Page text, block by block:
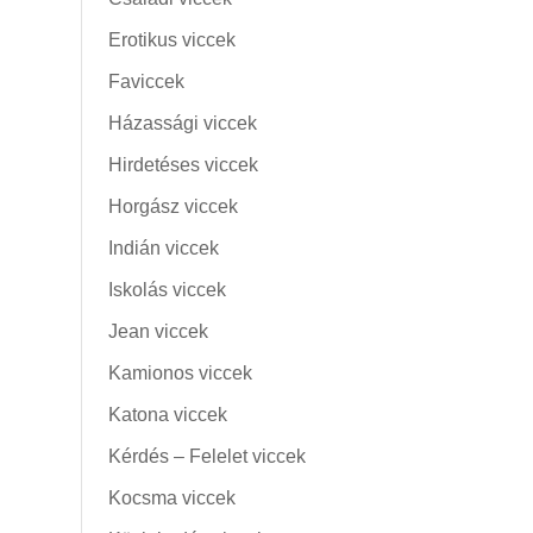
Erotikus viccek
Faviccek
Házassági viccek
Hirdetéses viccek
Horgász viccek
Indián viccek
Iskolás viccek
Jean viccek
Kamionos viccek
Katona viccek
Kérdés – Felelet viccek
Kocsma viccek